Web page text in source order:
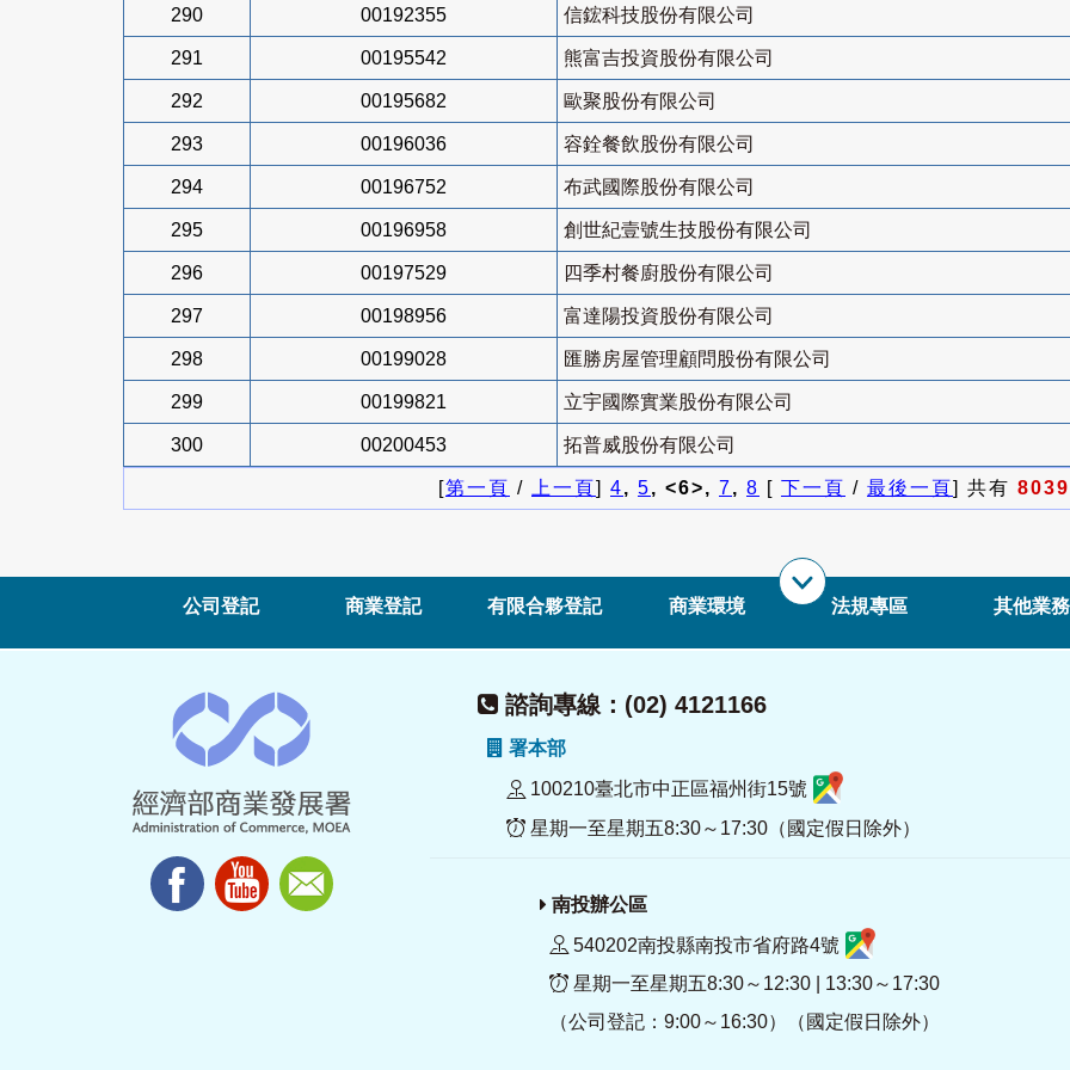
290 00192355 信鋐科技股份有限公司
291 00195542 熊富吉投資股份有限公司
292 00195682 歐聚股份有限公司
293 00196036 容銓餐飲股份有限公司
294 00196752 布武國際股份有限公司
295 00196958 創世紀壹號生技股份有限公司
296 00197529 四季村餐廚股份有限公司
297 00198956 富達陽投資股份有限公司
298 00199028 匯勝房屋管理顧問股份有限公司
299 00199821 立宇國際實業股份有限公司
300 00200453 拓普威股份有限公司
[第一頁 / 上一頁] 4, 5, <6>, 7, 8 [ 下一頁 / 最後一頁] 共有 8039
公司登記 商業登記 有限合夥登記 商業環境 法規專區 其他業務
諮詢專線：(02) 4121166
署本部
100210臺北市中正區福州街15號
星期一至星期五8:30～17:30（國定假日除外）
南投辦公區
540202南投縣南投市省府路4號
星期一至星期五8:30～12:30 | 13:30～17:30
（公司登記：9:00～16:30）（國定假日除外）